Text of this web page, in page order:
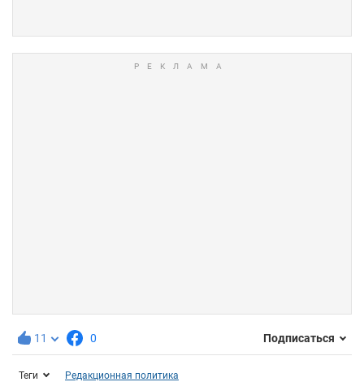
11 0 Подписаться
Теги Редакционная политика